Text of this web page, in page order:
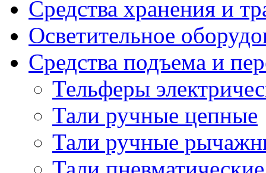
Средства хранения и
Осветительное
Средства подъема и
Тельферы
Тали ручные цепные
Тали ручные